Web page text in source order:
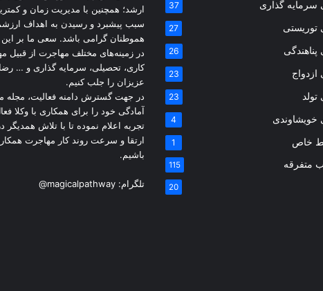
سرمایه گذاری 37
توریستی 27
پناهندگی 26
ازدواج 23
تولد 23
خویشاوندی 4
خاص 1
متفرقه 115
20
ارشد؛ همچنین با مدیریت زمان و
سبب پیشبرد و رسیدن به اهداف
هموطنان گرامی باشد. سعی ما بر
در زمینه‌های مختلف مهاجرت از قبیل
کاری، تحصیلی، سرمایه گذاری و …
عزیزان را جلب کنیم.
در جهت گسترش دامنه فعالیت، مجله
آمادگی خود را برای همکاری با وکلا
تجربه اعلام نموده تا با تلاش
ارتقا و سرعت روند کار مهاجرت
باشیم.
تلگرام: @magicalpathway